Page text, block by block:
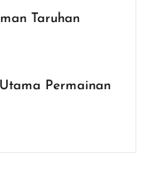
Taruhan
Permainan